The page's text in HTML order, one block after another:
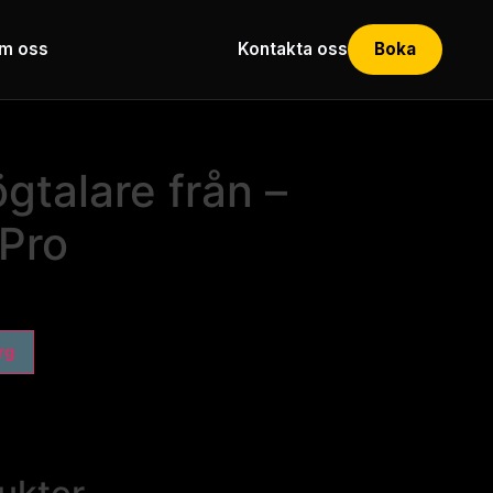
oss Kontakta oss Boka
från –